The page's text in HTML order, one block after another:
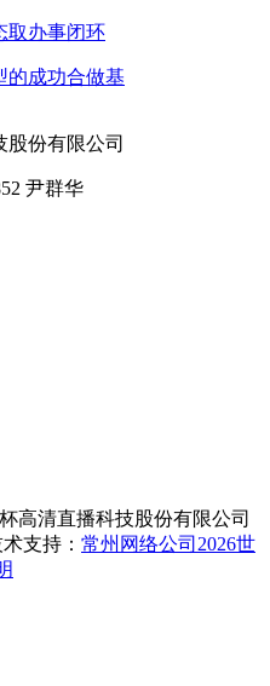
取办事闭环
的成功合做基
尹群华
高清直播科技股份有限公司
支持： 常州网络公司2026世